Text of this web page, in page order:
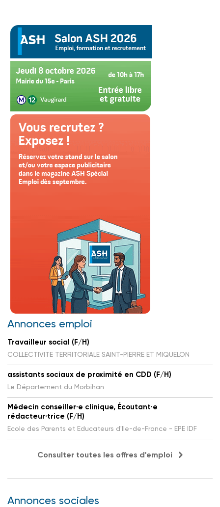
Annonces emploi
Travailleur social (F/H)
COLLECTIVITE TERRITORIALE SAINT-PIERRE ET MIQUELON
assistants sociaux de proximité en CDD (F/H)
Le Département du Morbihan
Médecin conseiller·e clinique, Écoutant·e
rédacteur·trice (F/H)
Ecole des Parents et Educateurs d'Ile-de-France - EPE IDF
Consulter toutes les offres d'emploi
Annonces sociales